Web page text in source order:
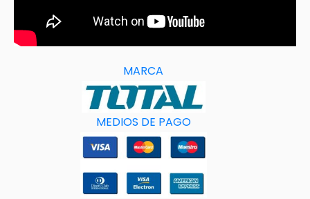
MARCA
MEDIOS DE PAGO